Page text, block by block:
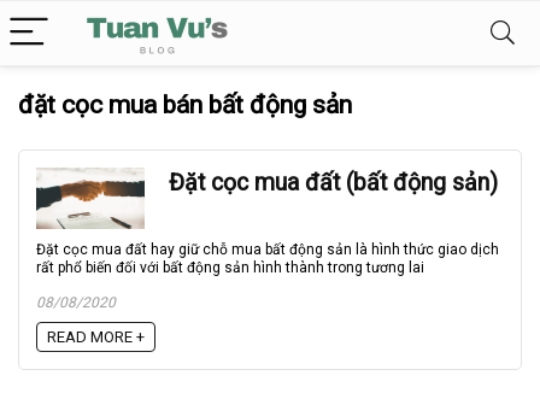
đặt cọc mua bán bất động sản
Đặt cọc mua đất (bất động sản)
Đặt cọc mua đất hay giữ chỗ mua bất động sản là hình thức giao dịch
rất phổ biến đối với bất động sản hình thành trong tương lai
08/08/2020
READ MORE +